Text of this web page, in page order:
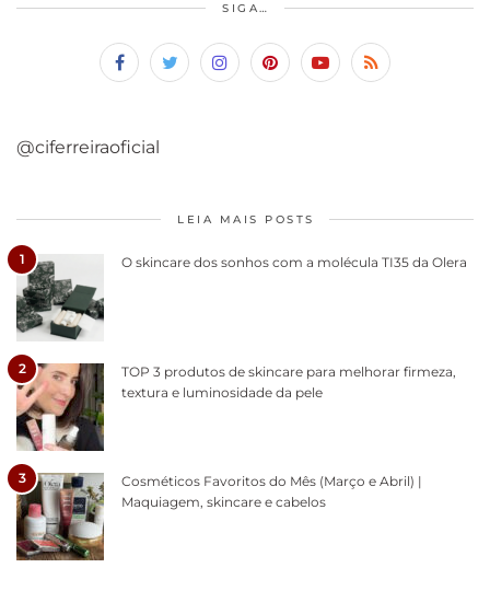
SIGA…
@ciferreiraoficial
LEIA MAIS POSTS
1 O skincare dos sonhos com a molécula TI35 da Olera
2
TOP 3 produtos de skincare para melhorar firmeza,
textura e luminosidade da pele
3
Cosméticos Favoritos do Mês (Março e Abril) |
Maquiagem, skincare e cabelos